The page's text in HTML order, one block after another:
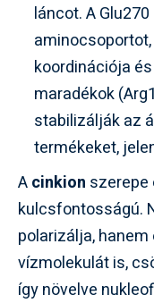
láncot. A
koordinációja
maradékok
stabilizálják az
termékeket,
Acinkion szerepe
kulcsfontosságú.
polarizálja,
vízmolekulát is,
így növelve